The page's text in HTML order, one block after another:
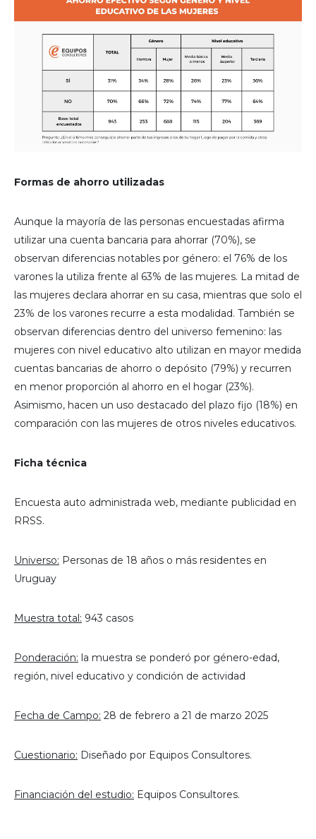
Formas de ahorro utilizadas
Aunque la mayoría de las personas encuestadas afirma
utilizar una cuenta bancaria para ahorrar (70%), se
observan diferencias notables por género: el 76% de los
varones la utiliza frente al 63% de las mujeres. La mitad de
las mujeres declara ahorrar en su casa, mientras que solo el
23% de los varones recurre a esta modalidad. También se
observan diferencias dentro del universo femenino: las
mujeres con nivel educativo alto utilizan en mayor medida
cuentas bancarias de ahorro o depósito (79%) y recurren
en menor proporción al ahorro en el hogar (23%).
Asimismo, hacen un uso destacado del plazo fijo (18%) en
comparación con las mujeres de otros niveles educativos.
Ficha técnica
Encuesta auto administrada web, mediante publicidad en
RRSS.
Universo: Personas de 18 años o más residentes en
Uruguay
Muestra total: 943 casos
Ponderación: la muestra se ponderó por género-edad,
región, nivel educativo y condición de actividad
Fecha de Campo: 28 de febrero a 21 de marzo 2025
Cuestionario: Diseñado por Equipos Consultores.
Financiación del estudio: Equipos Consultores.